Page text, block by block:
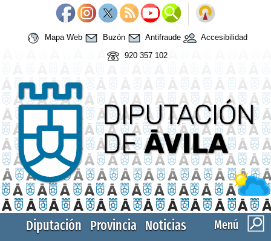
Mapa Web Buzón Antifraude
Accesibilidad
920 357 102
Menú
Diputación Provincia Noticias